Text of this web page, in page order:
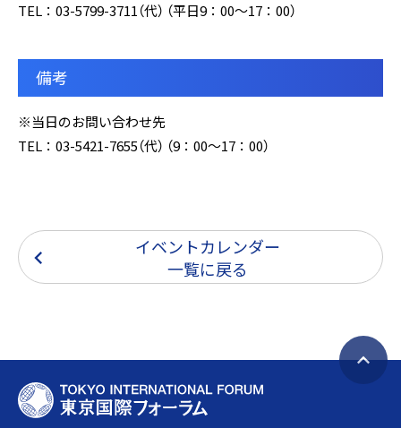
TEL：03-5799-3711（代） （平日9：00～17：00）
備考
※当日のお問い合わせ先
TEL：03-5421-7655（代） （9：00～17：00）
イベントカレンダー
一覧に戻る
ペ
T
O